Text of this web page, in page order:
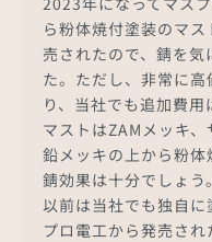
ら粉体焼付塗装のマ
売されたので、錆を
た。ただし、非常に
り、当社でも追加費用
マストはZAMメッキ
鉛メッキの上から粉
錆効果は十分でしょう。
以前は当社でも独自
プロ電工から発売さ